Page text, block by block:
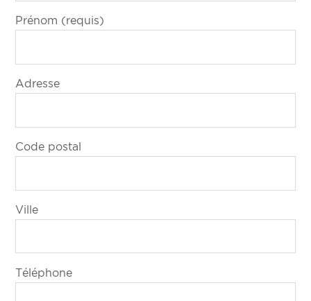
Prénom (requis)
Adresse
Code postal
Ville
Téléphone